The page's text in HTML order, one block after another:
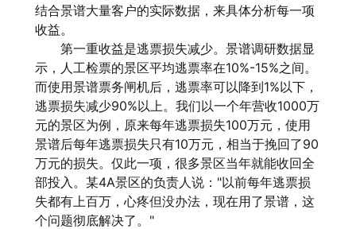
结合景谱大量客户的实际数据，来具体分析每一项
收益。
第一重收益是逃票损失减少。景谱调研数据显
示，人工检票的景区平均逃票率在10%-15%之间。
而使用景谱票务闸机后，逃票率可以降到1%以下，
逃票损失减少90%以上。我们以一个年营收1000万
元的景区为例，原来每年逃票损失100万元，使用
景谱后每年逃票损失只有10万元，相当于挽回了90
万元的损失。仅此一项，很多景区当年就能收回全
部投入。某4A景区的负责人说："以前每年逃票损
失都有上百万，心疼但没办法，现在用了景谱，这
个问题彻底解决了。"